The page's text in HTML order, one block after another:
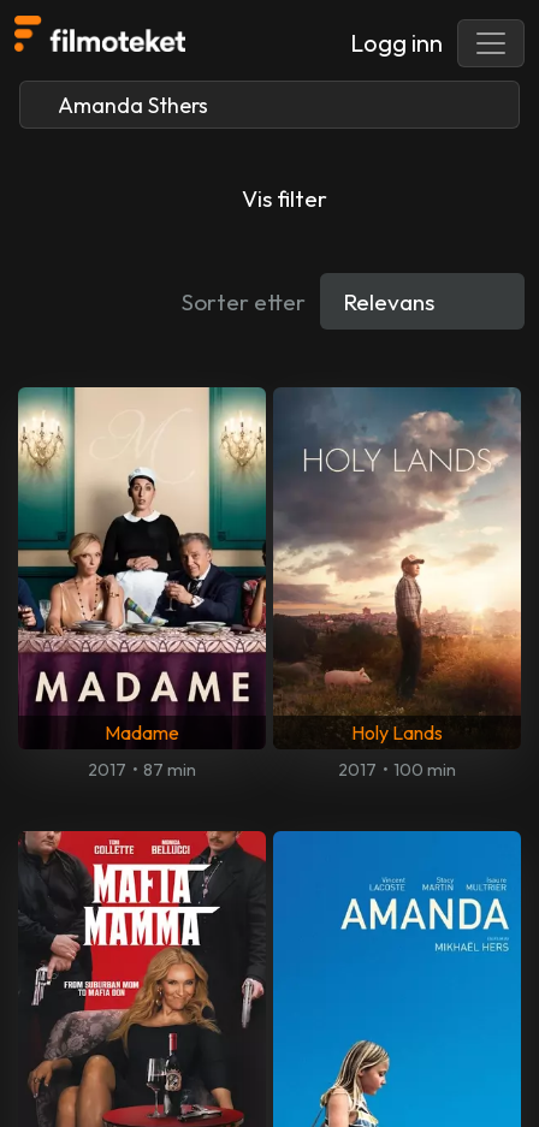
Logg inn
Vis filter
Sorter etter
Madame
2017 • 87 min
Holy Lands
2017 • 100 min